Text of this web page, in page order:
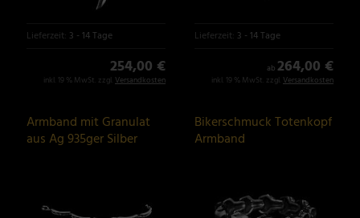
Lieferzeit: 3 - 14 Tage
254,00 €
inkl. 19 % MwSt. zzgl. Versandkosten
Lieferzeit: 3 - 14 Tage
ab 264,00 €
inkl. 19 % MwSt. zzgl. Versandkosten
Armband mit Granulat
aus Ag 935ger Silber
Bikerschmuck Totenkopf
Armband